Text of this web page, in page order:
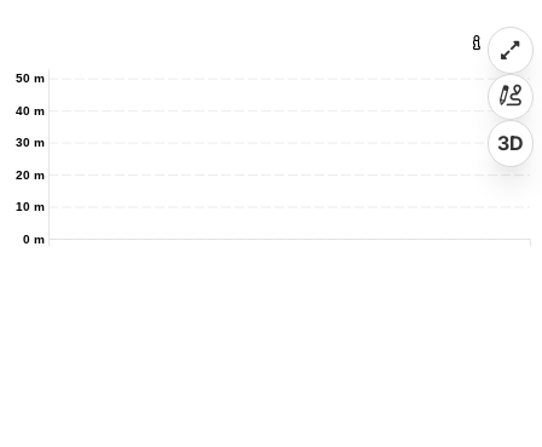
0 m
10 m
20 m
30 m
40 m
50 m
3D